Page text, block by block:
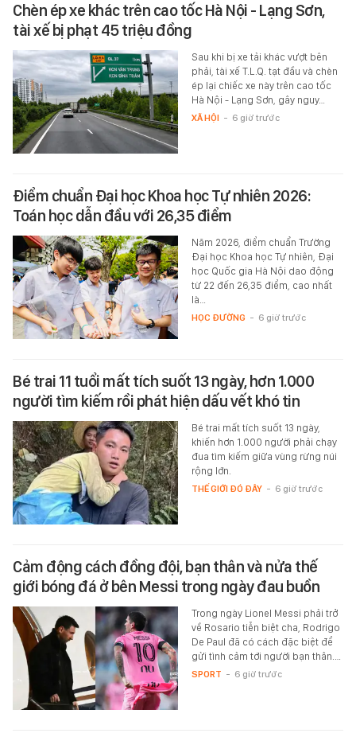
Chèn ép xe khác trên cao tốc Hà Nội - Lạng Sơn,
tài xế bị phạt 45 triệu đồng
Sau khi bị xe tải khác vượt bên
phải, tài xế T.L.Q. tạt đầu và chèn
ép lại chiếc xe này trên cao tốc
Hà Nội - Lạng Sơn, gây nguy…
XÃ HỘI - 6 giờ trước
Điểm chuẩn Đại học Khoa học Tự nhiên 2026:
Toán học dẫn đầu với 26,35 điểm
Năm 2026, điểm chuẩn Trường
Đại học Khoa học Tự nhiên, Đại
học Quốc gia Hà Nội dao động
từ 22 đến 26,35 điểm, cao nhất
là…
HỌC ĐƯỜNG - 6 giờ trước
Bé trai 11 tuổi mất tích suốt 13 ngày, hơn 1.000
người tìm kiếm rồi phát hiện dấu vết khó tin
Bé trai mất tích suốt 13 ngày,
khiến hơn 1.000 người phải chạy
đua tìm kiếm giữa vùng rừng núi
rộng lớn.
THẾ GIỚI ĐÓ ĐÂY - 6 giờ trước
Cảm động cách đồng đội, bạn thân và nửa thế
giới bóng đá ở bên Messi trong ngày đau buồn
Trong ngày Lionel Messi phải trở
về Rosario tiễn biệt cha, Rodrigo
De Paul đã có cách đặc biệt để
gửi tình cảm tới người bạn thân.…
SPORT - 6 giờ trước